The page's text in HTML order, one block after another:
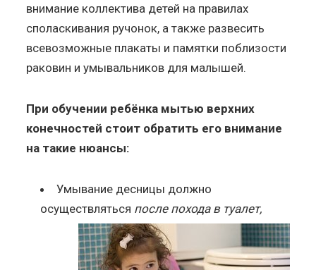
внимание коллектива детей на правилах
споласкивания ручонок, а также развесить
всевозможные плакаты и памятки поблизости
раковин и умывальников для малышей.
При обучении ребёнка мытью верхних
конечностей стоит обратить его внимание
на такие нюансы:
Умывание десницы должно
осуществляться после похода в туалет,